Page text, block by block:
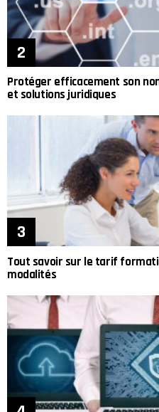
Protéger efficacement son
et solutions juridiques
Tout savoir sur le tarif
modalités